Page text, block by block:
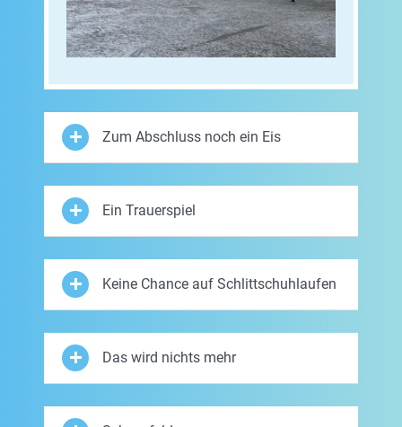
Zum Abschluss noch ein Eis
Ein Trauerspiel
Keine Chance auf Schlittschuhlaufen
Das wird nichts mehr